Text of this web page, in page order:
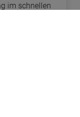
im schnellen